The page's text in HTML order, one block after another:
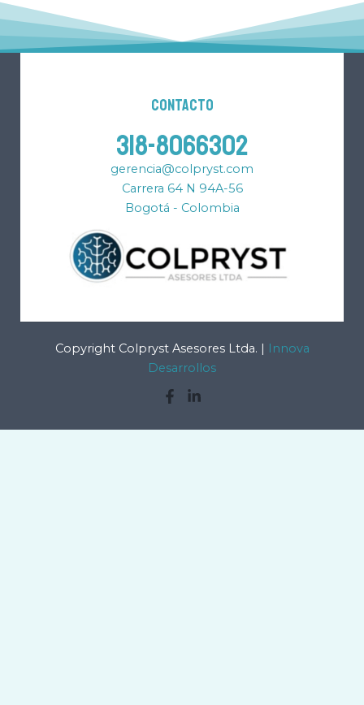
Contacto
318-8066302
gerencia@colpryst.com
Carrera 64 N 94A-56
Bogotá - Colombia
Copyright Colpryst Asesores Ltda. | Innova
Desarrollos